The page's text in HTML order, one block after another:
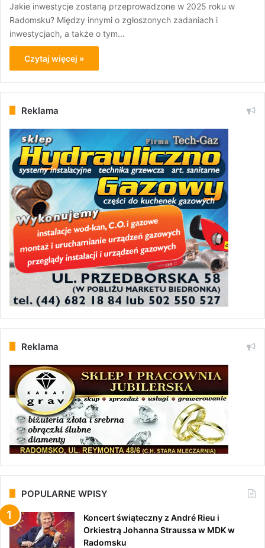
Jakie inwestycje zostaną przeprowadzone w 2025 roku w
Radomsku? Między innymi o zgłoszonych zadaniach i
inwestycjach, a także o tym…
Czytaj więcej »
Reklama
Reklama
POPULARNE WPISY
Koncert świąteczny z André Rieu i
Orkiestrą Johanna Straussa w MDK w
Radomsku